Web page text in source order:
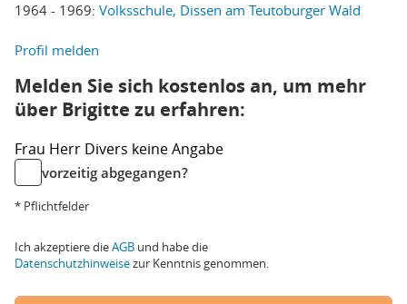
1964 - 1969: Volksschule, Dissen am Teutoburger Wald
Profil melden
Melden Sie sich kostenlos an, um mehr
über Brigitte zu erfahren:
Frau Herr Divers keine Angabe
vorzeitig abgegangen?
* Pflichtfelder
Ich akzeptiere dieAGB und habe die
Datenschutzhinweisezur Kenntnis genommen.